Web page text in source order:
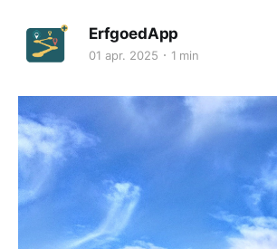
ErfgoedApp
01 apr. 2025 1 min